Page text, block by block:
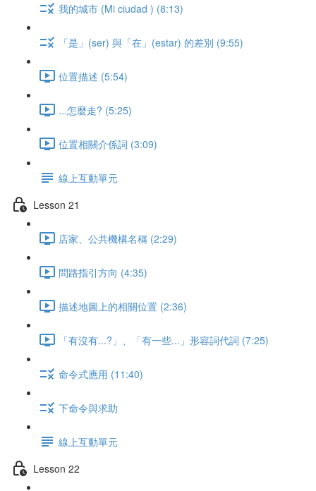
我的城市 (Mi ciudad ) (8:13)
「是」(ser) 與「在」(estar) 的差別 (9:55)
位置描述 (5:54)
...怎麼走? (5:25)
位置相關介係詞 (3:09)
線上互動單元
Lesson 21
店家、公共機構名稱 (2:29)
問路指引方向 (4:35)
描述地圖上的相關位置 (2:36)
「有沒有...?」、「有一些...」形容詞代詞 (7:25)
命令式應用 (11:40)
下命令與求助
線上互動單元
Lesson 22